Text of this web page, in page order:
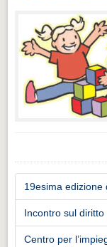
19esima edizione
Incontro sul
Centro per